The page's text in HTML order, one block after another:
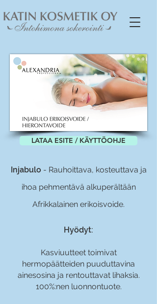
LATAA ESITE / KÄYTTÖOHJE
Injabulo - Rauhoittava, kosteuttava ja
ihoa pehmentävä alkuperältään
Afrikkalainen erikoisvoide.
Hyödyt:
Kasviuutteet toimivat
hermopäätteiden puuduttavina
ainesosina ja rentouttavat lihaksia.
100%:nen luonnontuote.